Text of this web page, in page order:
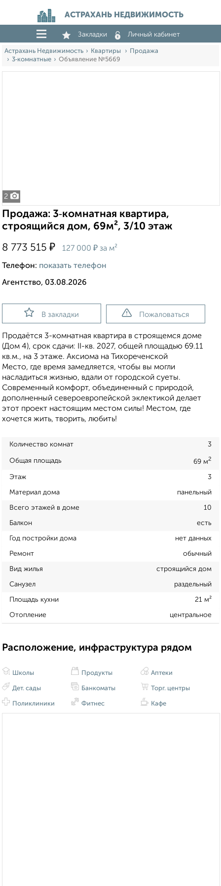
АСТРАХАНЬ НЕДВИЖИМОСТЬ
Закладки Личный кабинет
Астрахань Недвижимость Квартиры
Продажа
3‑комнатные
Объявление №5669
2
Продажа: 3‑комнатная квартира,
строящийся дом, 69м², 3/10 этаж
8 773 515 ₽ 127 000 ₽ за м²
Телефон: показать телефон
Агентство, 03.08.2026
В закладки Пожаловаться
Продаётся 3-комнатная квартира в строящемся доме
(Дом 4), срок сдачи: II-кв. 2027, общей площадью 69.11
кв.м., на 3 этаже. Аксиома на Тихореченской
Место, где время замедляется, чтобы вы могли
насладиться жизнью, вдали от городской суеты.
Современный комфорт, объединенный с природой,
дополненный североевропейской эклектикой делает
этот проект настоящим местом силы! Местом, где
хочется жить, творить, любить!
Количество комнат 3
Общая площадь 69 м2
Этаж 3
Материал дома панельный
Всего этажей в доме 10
Балкон есть
Год постройки дома нет данных
Ремонт обычный
Вид жилья строящийся дом
Санузел раздельный
Площадь кухни 21 м²
Отопление центральное
Расположение, инфраструктура рядом
Школы
Дет. сады
Поликлиники
Продукты
Банкоматы
Фитнес
Аптеки
Торг. центры
Кафе